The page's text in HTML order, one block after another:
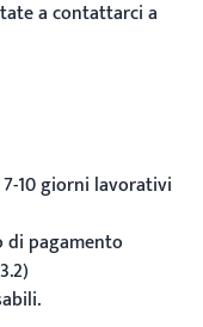
a contattarci a
10 giorni lavorativi
pagamento